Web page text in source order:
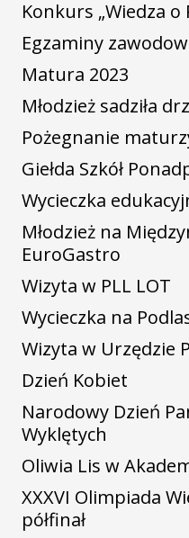
Konkurs „Wiedza o
Egzaminy
Matura 2023
Młodzież sadziła
Pożegnanie
Giełda Szkół
Wycieczka
Młodzież na
EuroGastro
Wizyta w PLL LOT
Wycieczka na
Wizyta w Urzędzie
Dzień Kobiet
Narodowy Dzień
Wyklętych
Oliwia Lis w
XXXVI Olimpiada
półfinał